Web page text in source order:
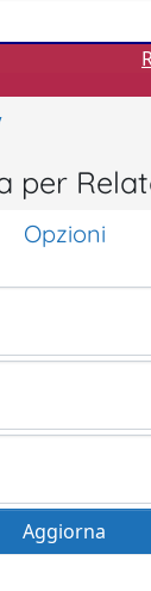
per
Opzioni